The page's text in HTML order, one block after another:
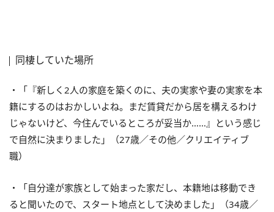
同棲していた場所
・「『新しく2人の家庭を築くのに、夫の実家や妻の実家を本
籍にするのはおかしいよね。まだ賃貸だから居を構えるわけ
じゃないけど、今住んでいるところが妥当か……』という感じ
で自然に決まりました」（27歳／その他／クリエイティブ
職）
・「自分達が家族として始まった家だし、本籍地は移動でき
ると聞いたので、スタート地点として決めました」（34歳／